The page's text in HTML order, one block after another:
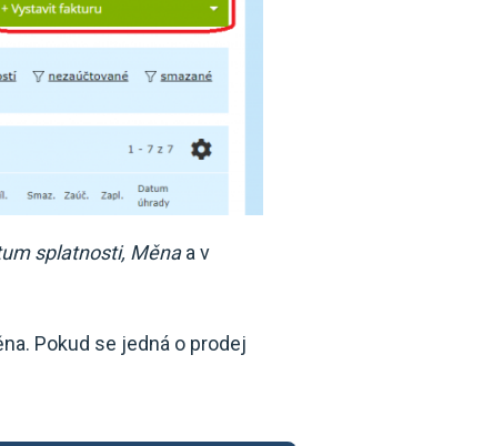
splatnosti, Měnaa v
Pokud se jedná o prodej